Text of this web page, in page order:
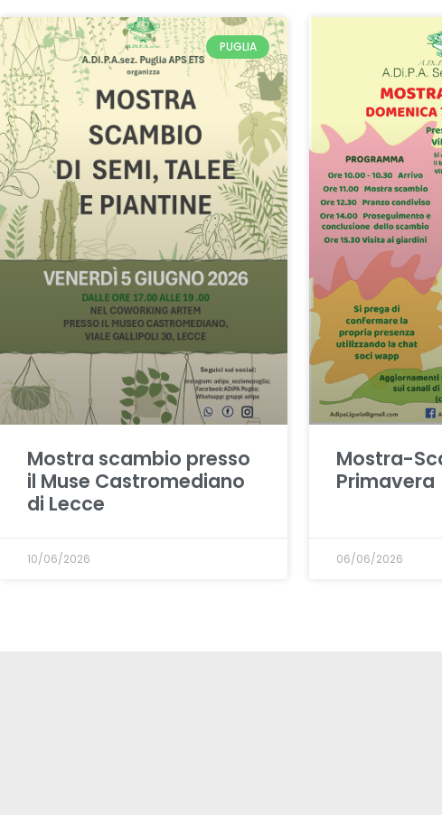
PUGLIA
Mostra scambio presso
il Muse Castromediano
di Lecce
10/06/2026
Mostra-
Primavera
06/06/2026